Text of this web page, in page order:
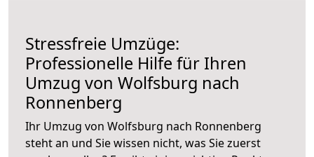
Stressfreie Umzüge:
Professionelle Hilfe für Ihren
Umzug von Wolfsburg nach
Ronnenberg
Ihr Umzug von Wolfsburg nach Ronnenberg
steht an und Sie wissen nicht, was Sie zuerst